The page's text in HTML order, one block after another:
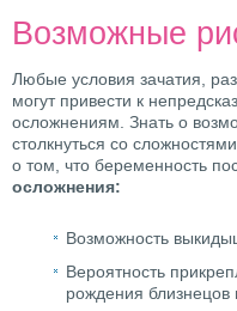
Возможные
Любые условия зачатия,
могут привести к
осложнениям. Знать о
столкнуться со
о том, что беременность
осложнения:
Возможность
Вероятность
рождения близнецов